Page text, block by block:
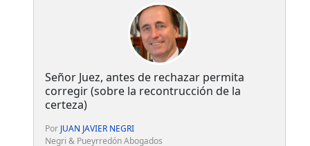
Señor Juez, antes de rechazar permita
corregir (sobre la recontrucción de la
certeza)
Por JUAN JAVIER NEGRI
Negri & Pueyrredón Abogados